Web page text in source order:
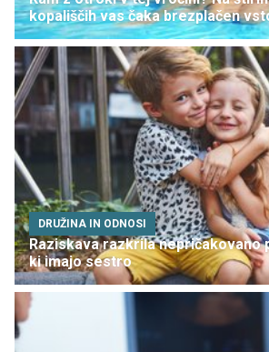
kopališčih vas čaka brezplačen
DRUŽINA IN ODNOSI
Raziskava razkrila nepričakovano
ki imajo sestro